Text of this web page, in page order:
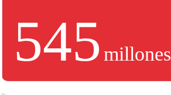
545 millones